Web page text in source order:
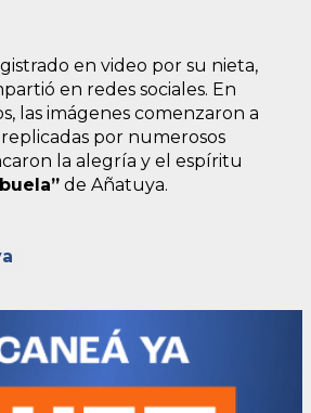
en video por su nieta,
en redes sociales. En
las imágenes comenzaron a
por numerosos
la alegría y el espíritu
de Añatuya.